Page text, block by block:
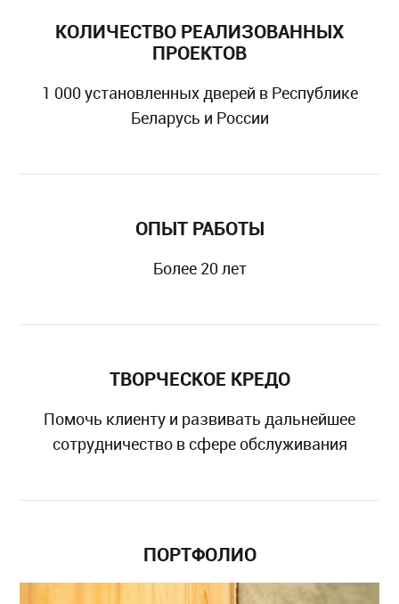
КОЛИЧЕСТВО РЕАЛИЗОВАННЫХ
ПРОЕКТОВ
1 000 установленных дверей в Республике
Беларусь и России
ОПЫТ РАБОТЫ
Более 20 лет
ТВОРЧЕСКОЕ КРЕДО
Помочь клиенту и развивать дальнейшее
сотрудничество в сфере обслуживания
ПОРТФОЛИО